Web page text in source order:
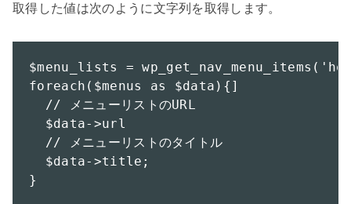
取得した値は次のように文字列を取得します。
$menu_lists =
foreach($menus as $data){]
  // メニューリストのURL
  $data->url
  // メニューリストのタイトル
  $data->title;
}